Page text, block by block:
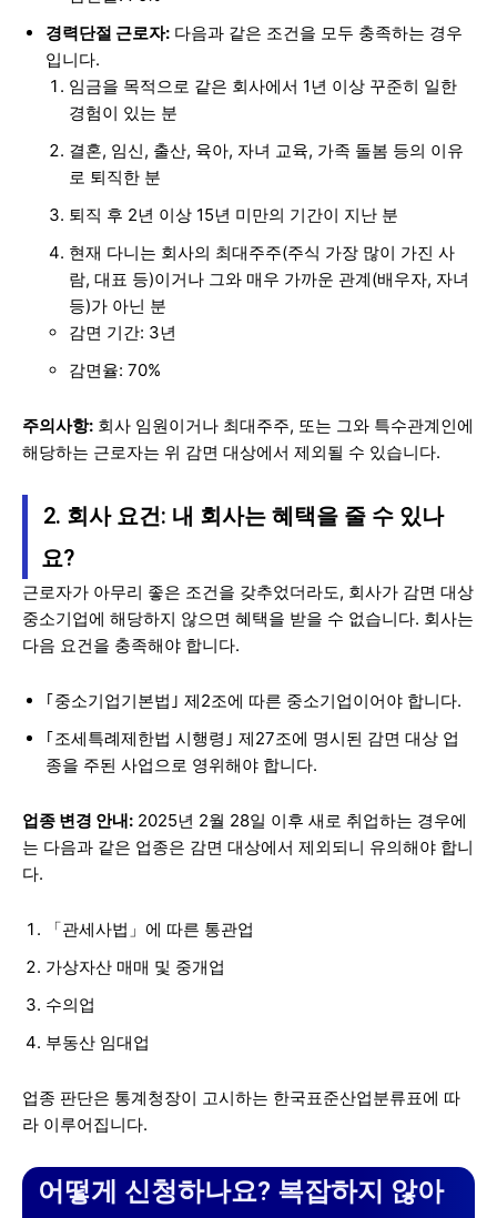
경력단절 근로자: 다음과 같은 조건을 모두 충족하는 경우
입니다.
임금을 목적으로 같은 회사에서 1년 이상 꾸준히 일한
경험이 있는 분
결혼, 임신, 출산, 육아, 자녀 교육, 가족 돌봄 등의 이유
로 퇴직한 분
퇴직 후 2년 이상 15년 미만의 기간이 지난 분
현재 다니는 회사의 최대주주(주식 가장 많이 가진 사
람, 대표 등)이거나 그와 매우 가까운 관계(배우자, 자녀
등)가 아닌 분
감면 기간: 3년
감면율: 70%
주의사항: 회사 임원이거나 최대주주, 또는 그와 특수관계인에
해당하는 근로자는 위 감면 대상에서 제외될 수 있습니다.
2. 회사 요건: 내 회사는 혜택을 줄 수 있나
요?
근로자가 아무리 좋은 조건을 갖추었더라도, 회사가 감면 대상
중소기업에 해당하지 않으면 혜택을 받을 수 없습니다. 회사는
다음 요건을 충족해야 합니다.
｢중소기업기본법｣ 제2조에 따른 중소기업이어야 합니다.
｢조세특례제한법 시행령｣ 제27조에 명시된 감면 대상 업
종을 주된 사업으로 영위해야 합니다.
업종 변경 안내: 2025년 2월 28일 이후 새로 취업하는 경우에
는 다음과 같은 업종은 감면 대상에서 제외되니 유의해야 합니
다.
「관세사법」에 따른 통관업
가상자산 매매 및 중개업
수의업
부동산 임대업
업종 판단은 통계청장이 고시하는 한국표준산업분류표에 따
라 이루어집니다.
어떻게 신청하나요? 복잡하지 않아